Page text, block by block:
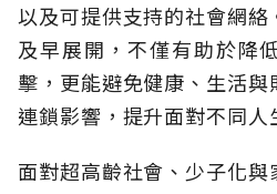
以及可提供支持的社會網
及早展開，不僅有助於降
擊，更能避免健康、生活
連鎖影響，提升面對不同人
面對超高齡社會、少子化